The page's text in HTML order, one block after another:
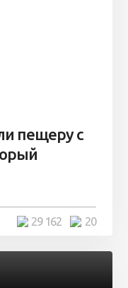
пещеру с
20
29 162